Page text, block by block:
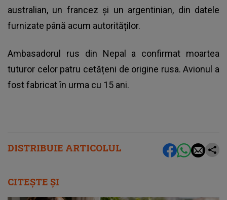
DISTRIBUIE ARTICOLUL
australian, un francez și un argentinian, din datele
furnizate până acum autorităților.
Ambasadorul rus din Nepal a confirmat moartea
tuturor celor patru cetățeni de origine rusa. Avionul a
fost fabricat în urma cu 15 ani.
CITEȘTE ȘI